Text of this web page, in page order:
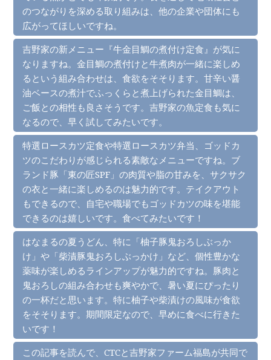
のつながりを深める取り組みは、他の企業や団体にも
広がってほしいですね。
吉野家の新メニュー『牛金目鯛の煮付け定食』が気に
なりますね。金目鯛の煮付けと牛煮肉が一緒に楽しめ
るという組み合わせは、食欲をそそります。甘辛い醤
油ベースの煮汁でふっくらと煮上げられた金目鯛は、
ご飯との相性も良さそうです。吉野家の魚定食も気に
なるので、早く試してみたいです。
特選ロースカツ定食や特選ロースカツ弁当、ゴッドカ
ツのこだわりが感じられる素敵なメニューですね。ブ
ランド豚「東の匠SPF」の肉質や脂の甘みを、サクサク
の衣と一緒に楽しめるのは魅力的です。テイクアウト
もできるので、自宅や職場でもゴッドカツの味を堪能
できるのは嬉しいです。食べてみたいです！
はなまるの夏うどん、特に「柚子豚鬼おろしぶっか
け」や「柴漬豚鬼おろしぶっかけ」など、個性豊かな
薬味が楽しめるラインアップが魅力的ですね。豚肉と
鬼おろしの組み合わせも爽やかで、暑い夏にぴったり
の一杯だと思います。特に柚子や柴漬けの風味が食欲
をそそります。期間限定なので、早めに食べに行きた
いです！
この記事を読んで、CTCと吉野家ファーム福島が共同で